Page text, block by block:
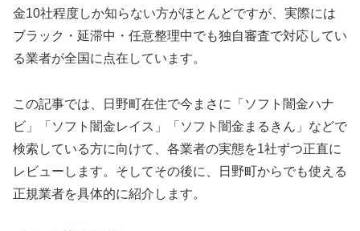
金10社程度しか知らない方がほとんどですが、実際には
ブラック・延滞中・任意整理中でも独自審査で対応してい
る業者が全国に点在しています。
この記事では、日野町在住で今まさに「ソフト闇金ハナ
ビ」「ソフト闇金レイス」「ソフト闇金まるきん」などで
検索している方に向けて、各業者の実態を1社ずつ正直に
レビューします。そしてその後に、日野町からでも使える
正規業者を具体的に紹介します。